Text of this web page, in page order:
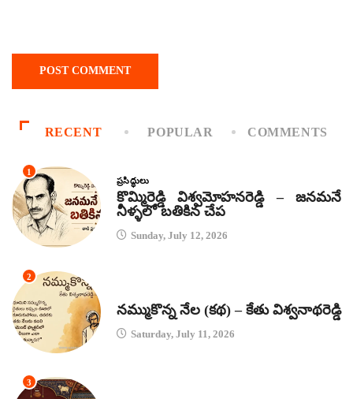
RECENT POPULAR COMMENTS
1
ప్రసిద్ధులు
కొమ్మిరెడ్డి విశ్వమోహనరెడ్డి – జనమనే
నీళ్ళలో బతికిన చేప
Sunday, July 12, 2026
2
నమ్ముకొన్న నేల (కథ) – కేతు విశ్వనాథరెడ్డి
Saturday, July 11, 2026
3